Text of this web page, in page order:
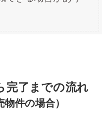
完了までの流れ
物件の場合）